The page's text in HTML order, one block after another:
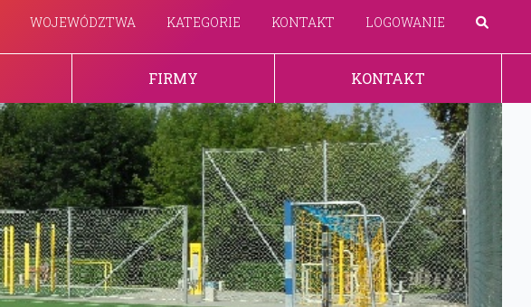
WOJEWÓDZTWA KATEGORIE KONTAKT LOGOWANIE
FIRMY KONTAKT